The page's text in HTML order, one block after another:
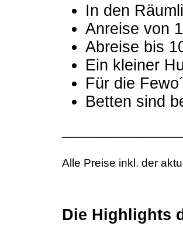
In den
Anreise von
Abreise bis
Ein kleiner
Für die
Betten sind
Alle Preise inkl. der
Die Highlights